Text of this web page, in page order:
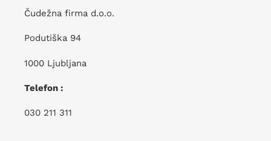
Čudežna firma d.o.o.
Podutiška 94
1000 Ljubljana
Telefon :
030 211 311